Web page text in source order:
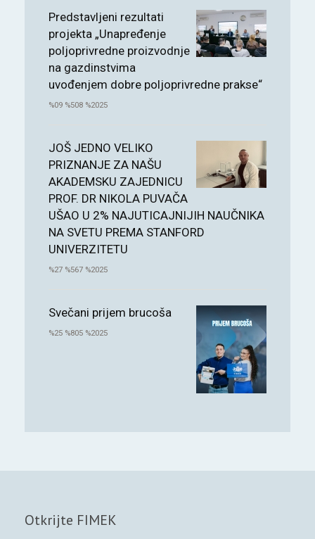
Predstavljeni rezultati
projekta „Unapređenje
poljoprivredne proizvodnje
na gazdinstvima
uvođenjem dobre poljoprivredne prakse“
%09 %508 %2025
JOŠ JEDNO VELIKO
PRIZNANJE ZA NAŠU
AKADEMSKU ZAJEDNICU
PROF. DR NIKOLA PUVAČA
UŠAO U 2% NAJUTICAJNIJIH NAUČNIKA
NA SVETU PREMA STANFORD
UNIVERZITETU
%27 %567 %2025
Svečani prijem brucoša
%25 %805 %2025
Otkrijte FIMEK